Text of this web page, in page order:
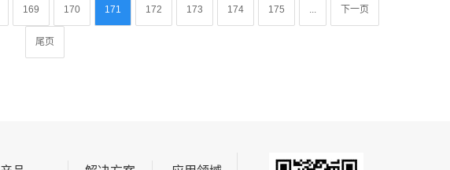
169 170 171 172 173 174 175 ... 下一页
尾页